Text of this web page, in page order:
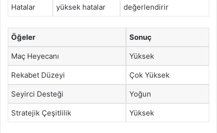
Hatalar
yüksek hatalar
değerlendirir
Öğeler Sonuç
Maç Heyecanı Yüksek
Rekabet Düzeyi Çok Yüksek
Seyirci Desteği Yoğun
Stratejik Çeşitlilik Yüksek